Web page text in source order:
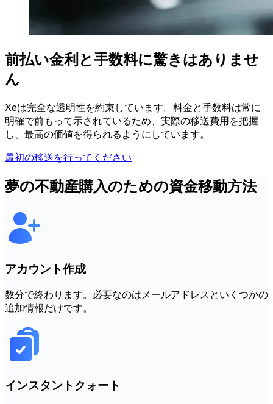
前払い金利と手数料に驚きはありませ
ん
Xeは完全な透明性を約束しています。料金と手数料は常に
明確で前もって示されているため、実際の移送費用を把握
し、最高の価値を得られるようにしています。
最初の移送を行ってください
夢の不動産購入のための資金移動方法
アカウント作成
数分で終わります。必要なのはメールアドレスといくつかの
追加情報だけです。
インスタントクォート